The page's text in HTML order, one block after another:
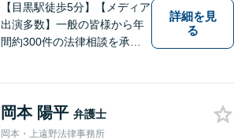
【目黒駅徒歩5分】【メディア
出演多数】一般の皆様から年
間約300件の法律相談を承
率いるチームが、迅速かつ的
確に対応いたします。
詳細を見
る
岡本 陽平 弁護士
岡本・上遠野法律事務所